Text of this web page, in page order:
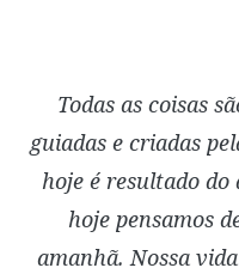
Todas as coisas
guiadas e criadas
hoje é resultado do
hoje pensamos
amanhã. Nossa